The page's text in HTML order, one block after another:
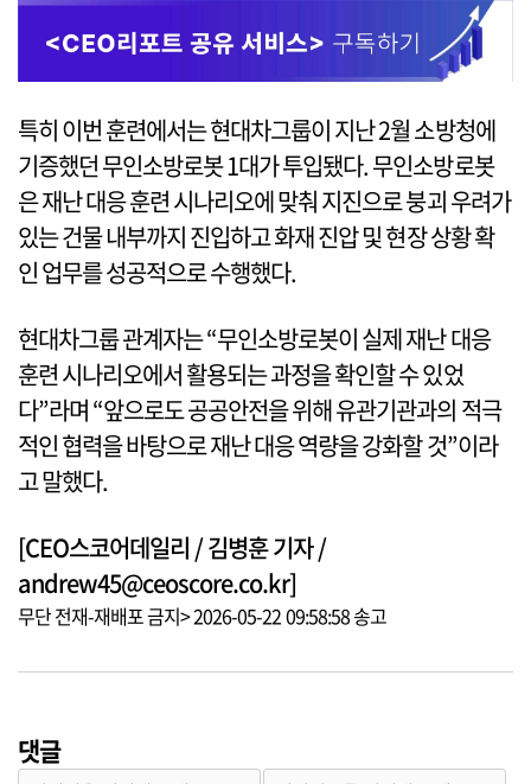
특히 이번 훈련에서는 현대차그룹이 지난 2월 소방청에
기증했던 무인소방로봇 1대가 투입됐다. 무인소방로봇
은 재난 대응 훈련 시나리오에 맞춰 지진으로 붕괴 우려가
있는 건물 내부까지 진입하고 화재 진압 및 현장 상황 확
인 업무를 성공적으로 수행했다.
현대차그룹 관계자는 “무인소방로봇이 실제 재난 대응
훈련 시나리오에서 활용되는 과정을 확인할 수 있었
다”라며 “앞으로도 공공안전을 위해 유관기관과의 적극
적인 협력을 바탕으로 재난 대응 역량을 강화할 것”이라
고 말했다.
[CEO스코어데일리 / 김병훈 기자 /
andrew45@ceoscore.co.kr]
무단 전재-재배포 금지> 2026-05-22 09:58:58 송고
댓글